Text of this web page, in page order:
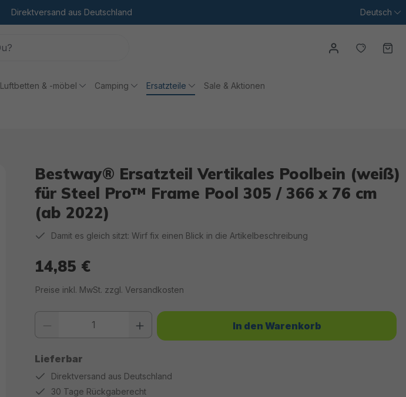
Direktversand aus Deutschland Deutsch
Du
Luftbetten & -möbel Camping Ersatzteile Sale & Aktionen
Bestway® Ersatzteil Vertikales Poolbein (weiß)
für Steel Pro™ Frame Pool 305 / 366 x 76 cm
(ab 2022)
Damit es gleich sitzt: Wirf fix einen Blick in die Artikelbeschreibung
14,85 €
Preise inkl. MwSt. zzgl. Versandkosten
Lieferbar
Produkt Anzahl: Gib den gewünschten Wert ein oder benutze die Schaltflächen um die Anzahl zu erhöhen
In den Warenkorb
Direktversand aus Deutschland
30 Tage Rückgaberecht